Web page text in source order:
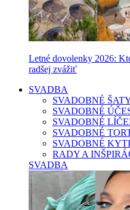
Letné dovolenky 2026:
radšej zvážiť
SVADBA
SVADOBNÉ
SVADOBNÉ
SVADOBNÉ
SVADOBNÉ
SVADOBNÉ
RADY A
SVADBA